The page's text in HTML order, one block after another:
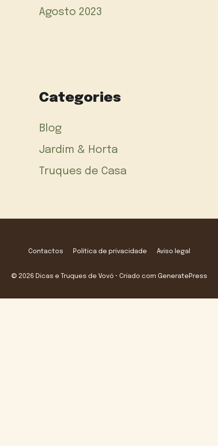
Agosto 2023
Categories
Blog
Jardim & Horta
Truques de Casa
Contactos Política de privacidade Aviso legal
© 2026 Dicas e Truques de Vovó • Criado com GeneratePress